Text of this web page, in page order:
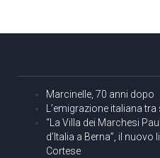
Marcinelle, 70 anni dopo
L’emigrazione italiana
“La Villa dei Marchesi
d’Italia a Berna”, il
Cortese